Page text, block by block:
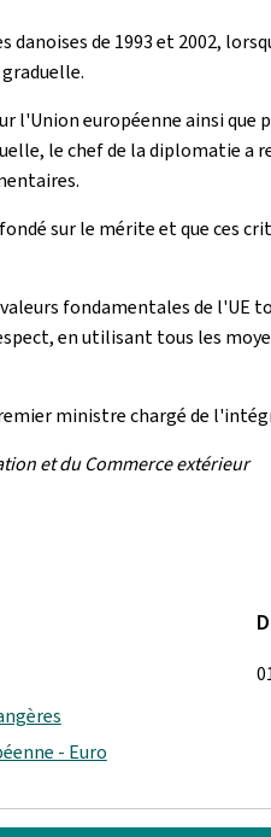
danoises de 1993 et 2002,
européenne ainsi que
le chef de la diplomatie a
sur le mérite et que ces
fondamentales de l'UE
en utilisant tous les
ministre chargé de
et du Commerce extérieur
- Euro